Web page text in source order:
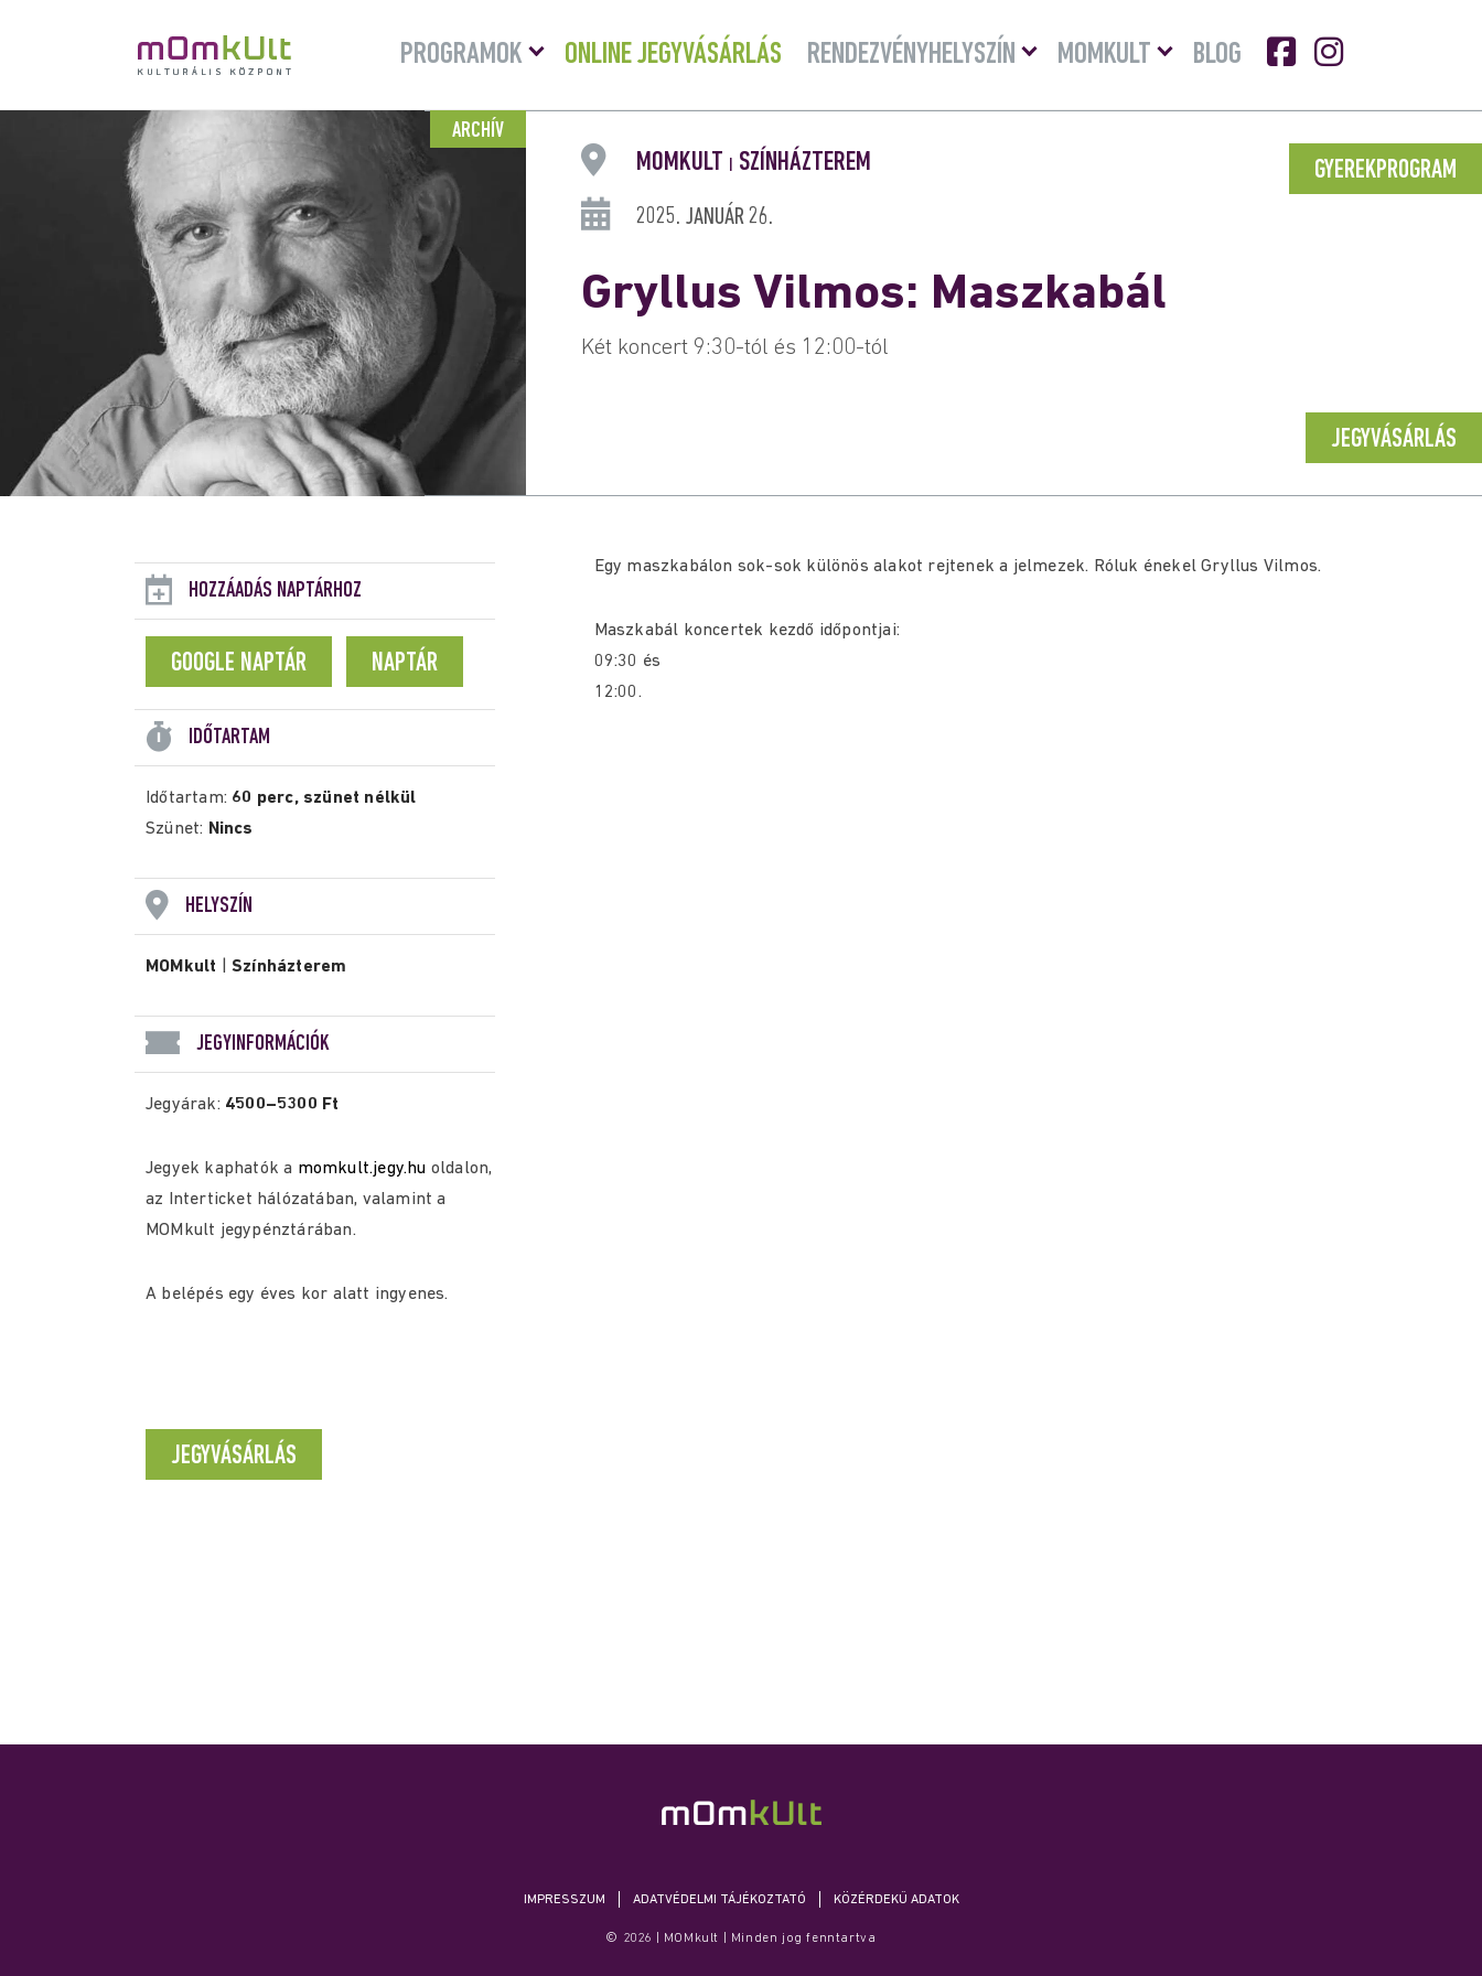
PROGRAMOK
Menü
lenyitása
ONLINE JEGYVÁSÁRLÁS RENDEZVÉNYHELYSZÍN
Menü
lenyitásaMOMKULT
Menü
lenyitása
BLOG
ARCHÍV
GYEREKPROGRAM
MOMKULT SZÍNHÁZTEREM
2025. JANUÁR 26.
Gryllus Vilmos: Maszkabál
Két koncert 9:30-tól és 12:00-tól
JEGYVÁSÁRLÁS
HOZZÁADÁS NAPTÁRHOZ
GOOGLE NAPTÁR NAPTÁR
IDŐTARTAM
Időtartam: 60 perc, szünet nélkül
Szünet: Nincs
HELYSZÍN
MOMkult |Színházterem
JEGYINFORMÁCIÓK
Jegyárak: 4500–5300 Ft
Jegyek kaphatók a momkult.jegy.hu oldalon,
az Interticket hálózatában, valamint a
MOMkult jegypénztárában.
A belépés egy éves kor alatt ingyenes.
JEGYVÁSÁRLÁS
Egy maszkabálon sok-sok különös alakot rejtenek a jelmezek. Róluk énekel Gryllus Vilmos.
Maszkabál koncertek kezdő időpontjai:
09:30 és
12:00.
IMPRESSZUM ADATVÉDELMI TÁJÉKOZTATÓ KÖZÉRDEKŰ ADATOK
© 2026 | MOMkult | Minden jog fenntartva